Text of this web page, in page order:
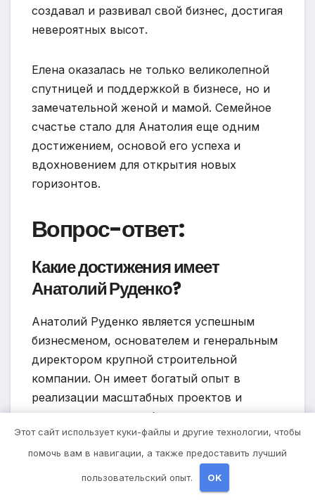
создавал и развивал свой бизнес, достигая
невероятных высот.
Елена оказалась не только великолепной
спутницей и поддержкой в бизнесе, но и
замечательной женой и мамой. Семейное
счастье стало для Анатолия еще одним
достижением, основой его успеха и
вдохновением для открытия новых
горизонтов.
Вопрос-ответ:
Какие достижения имеет
Анатолий Руденко?
Анатолий Руденко является успешным
бизнесменом, основателем и генеральным
директором крупной строительной
компании. Он имеет богатый опыт в
реализации масштабных проектов и
ведении успешного бизнеса.
Как начинался путь Анатолия
Руденко в бизнесе?
Этот сайт использует куки-файлы и другие технологии, чтобы
помочь вам в навигации, а также предоставить лучший
пользовательский опыт. OK